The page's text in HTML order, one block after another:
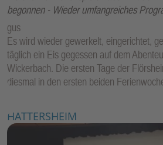
begonnen - Wieder umfangreiches
gus
Es wird wieder gewerkelt, eingerichtet,
täglich ein Eis gegessen auf dem
Wickerbach. Die ersten Tage der
diesmal in den ersten beiden
HATTERSHEIM